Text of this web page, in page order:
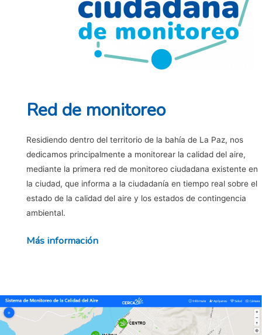
Red de monitoreo
Residiendo dentro del territorio de la bahía de La Paz, nos
dedicamos principalmente a monitorear la calidad del aire,
mediante la primera red de monitoreo ciudadana existente en
la ciudad, que informa a la ciudadanía en tiempo real sobre el
estado de la calidad del aire y los estados de contingencia
ambiental.
Más información